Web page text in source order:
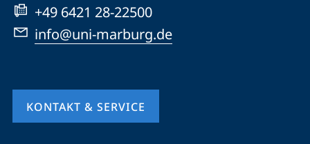
+49 6421 28-22500
info@uni-marburg.de
KONTAKT & SERVICE